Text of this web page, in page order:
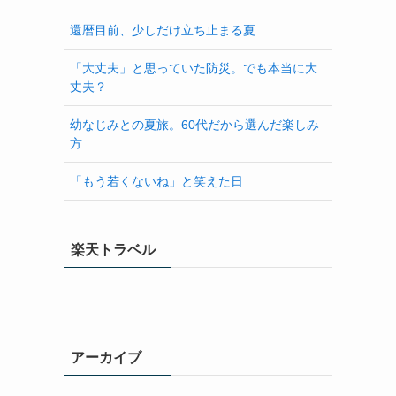
還暦目前、少しだけ立ち止まる夏
「大丈夫」と思っていた防災。でも本当に大
丈夫？
幼なじみとの夏旅。60代だから選んだ楽しみ
方
「もう若くないね」と笑えた日
楽天トラベル